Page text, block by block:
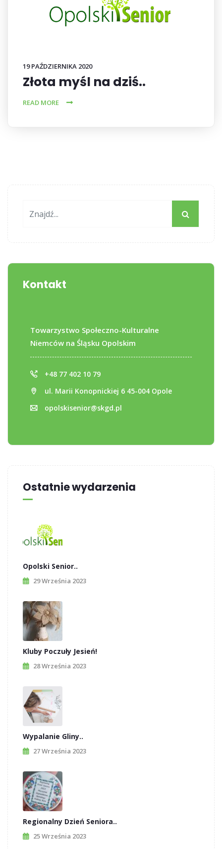
19 PAŹDZIERNIKA 2020
Złota myśl na dziś..
READ MORE
Kontakt
Towarzystwo Społeczno-Kulturalne
Niemców na Śląsku Opolskim
+48 77 402 10 79
ul. Marii Konopnickiej 6 45-004 Opole
opolskisenior@skgd.pl
Ostatnie wydarzenia
Opolski Senior..
29 Września 2023
Kluby Poczuły Jesień!
28 Września 2023
Wypalanie Gliny..
27 Września 2023
Regionalny Dzień Seniora..
25 Września 2023